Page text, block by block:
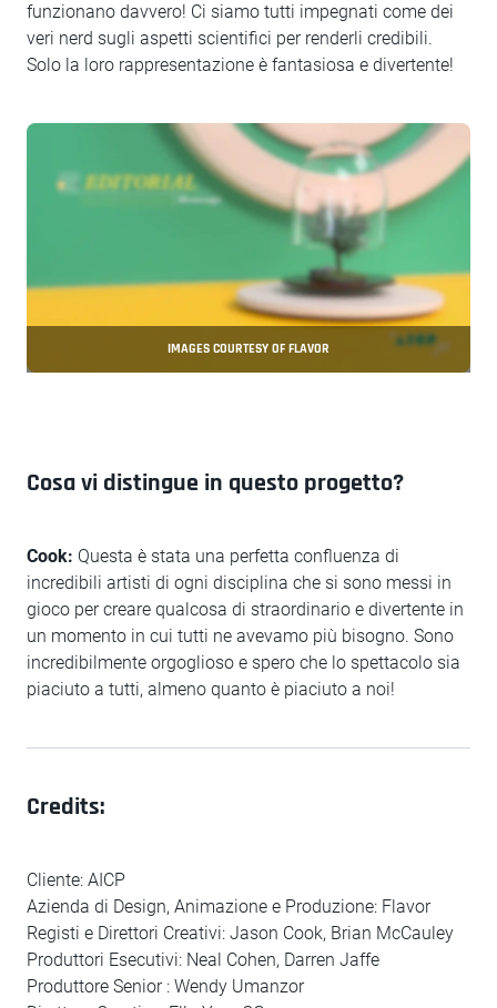
funzionano davvero! Ci siamo tutti impegnati come dei
veri nerd sugli aspetti scientifici per renderli credibili.
Solo la loro rappresentazione è fantasiosa e divertente!
IMAGES COURTESY OF FLAVOR
Cosa vi distingue in questo progetto?
Cook: Questa è stata una perfetta confluenza di
incredibili artisti di ogni disciplina che si sono messi in
gioco per creare qualcosa di straordinario e divertente in
un momento in cui tutti ne avevamo più bisogno. Sono
incredibilmente orgoglioso e spero che lo spettacolo sia
piaciuto a tutti, almeno quanto è piaciuto a noi!
Credits:
Cliente: AICP
Azienda di Design, Animazione e Produzione: Flavor
Registi e Direttori Creativi: Jason Cook, Brian McCauley
Produttori Esecutivi: Neal Cohen, Darren Jaffe
Produttore Senior : Wendy Umanzor